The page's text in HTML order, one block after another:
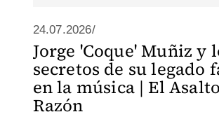
24.07.2026/
Jorge 'Coque' Muñiz y
secretos de su legado
en la música | El
Razón